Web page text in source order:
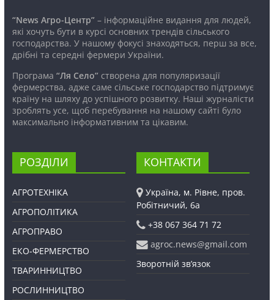
“News Агро-Центр”– інформаційне видання для людей,
які хочуть бути в курсі основних трендів сільського
господарства. У нашому фокусі знаходяться, перш за все,
дрібні та середні фермери України.
Програма “Ля Село”створена для популяризації
фермерства, адже саме сільське господарство підтримує
країну на шляху до успішного розвитку. Наші журналісти
зроблять усе, щоб перебування на нашому сайті було
максимально інформативним та цікавим.
РОЗДІЛИ
АГРОТЕХНІКА
АГРОПОЛІТИКА
АГРОПРАВО
ЕКО-ФЕРМЕРСТВО
ТВАРИННИЦТВО
РОСЛИННИЦТВО
КОНТАКТИ
Україна, м. Рівне, пров.
Робітничий, 6а
+38 067 364 71 72
agroc.news@gmail.com
Зворотній зв’язок